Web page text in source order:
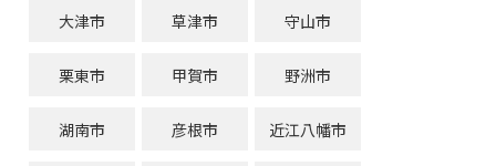
大津市 草津市 守山市
栗東市 甲賀市 野洲市
湖南市 彦根市 近江八幡市